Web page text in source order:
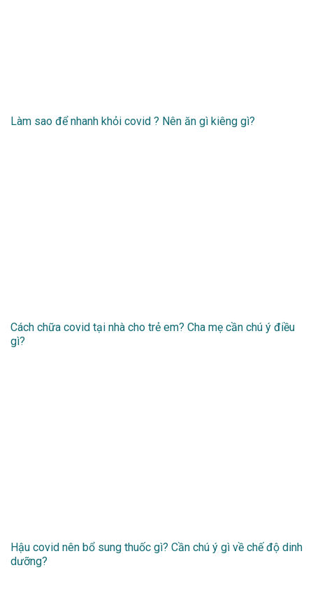
Làm sao để nhanh khỏi covid ? Nên ăn gì kiêng gì?
Cách chữa covid tại nhà cho trẻ em? Cha mẹ cần chú ý điều
gì?
Hậu covid nên bổ sung thuốc gì? Cần chú ý gì về chế độ dinh
dưỡng?